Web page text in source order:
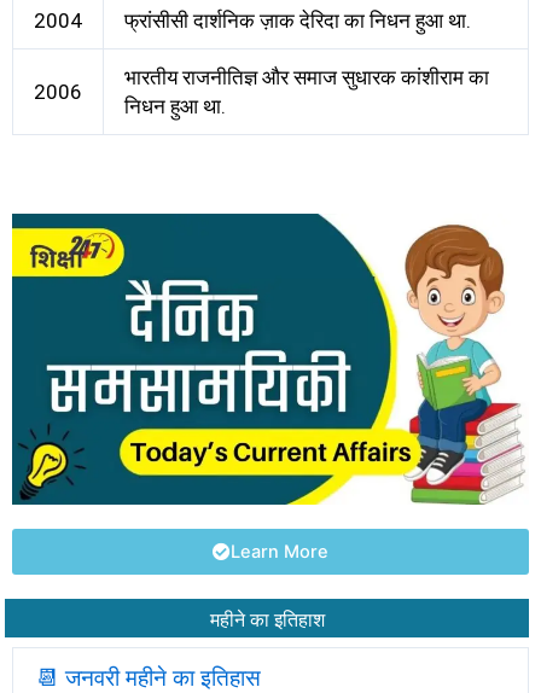
2004 फ्रांसीसी दार्शनिक ज़ाक देरिदा का निधन हुआ था.
2006
भारतीय राजनीतिज्ञ और समाज सुधारक कांशीराम का
निधन हुआ था.
Learn More
महीने का इतिहाश
📆 जनवरी महीने का इतिहास